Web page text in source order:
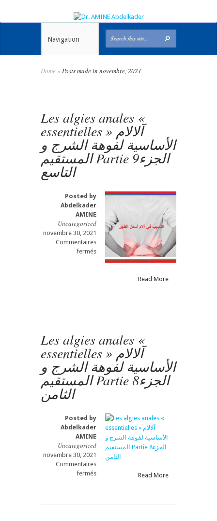
Navigation
Home » Posts made in novembre, 2021
Les algies anales «
essentielles » آلالام
الأساسية لفوهة الشرج و
المستقيم Partie 9الجزء
التاسع
Posted by
Abdelkader
AMINE
Uncategorized
novembre 30, 2021
Commentaires
ferméssur
الشرج
و
المستقيم
Partie
9الجزء
Read More
Les algies anales «
essentielles » آلالام
الأساسية لفوهة الشرج و
المستقيم Partie 8الجزء
الثامن
Posted by
Abdelkader
AMINE
Uncategorized
novembre 30, 2021
Commentaires
ferméssur
Read More